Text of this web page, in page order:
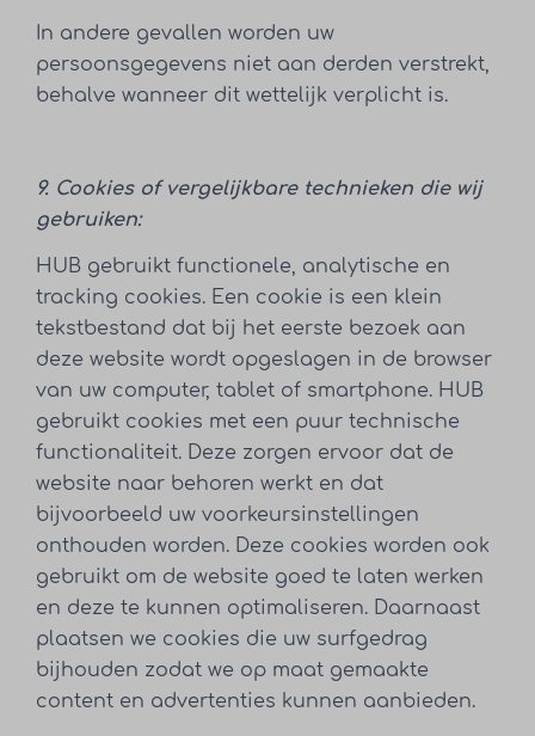
In andere gevallen worden uw
persoonsgegevens niet aan derden verstrekt,
behalve wanneer dit wettelijk verplicht is.
9. Cookies of vergelijkbare technieken die wij
gebruiken:
HUB gebruikt functionele, analytische en
tracking cookies. Een cookie is een klein
tekstbestand dat bij het eerste bezoek aan
deze website wordt opgeslagen in de browser
van uw computer, tablet of smartphone. HUB
gebruikt cookies met een puur technische
functionaliteit. Deze zorgen ervoor dat de
website naar behoren werkt en dat
bijvoorbeeld uw voorkeursinstellingen
onthouden worden. Deze cookies worden ook
gebruikt om de website goed te laten werken
en deze te kunnen optimaliseren. Daarnaast
plaatsen we cookies die uw surfgedrag
bijhouden zodat we op maat gemaakte
content en advertenties kunnen aanbieden.